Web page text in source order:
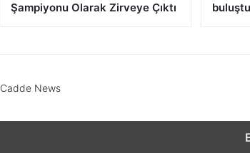
Şampiyonu Olarak Zirveye Çıktı
buluştu
Cadde News